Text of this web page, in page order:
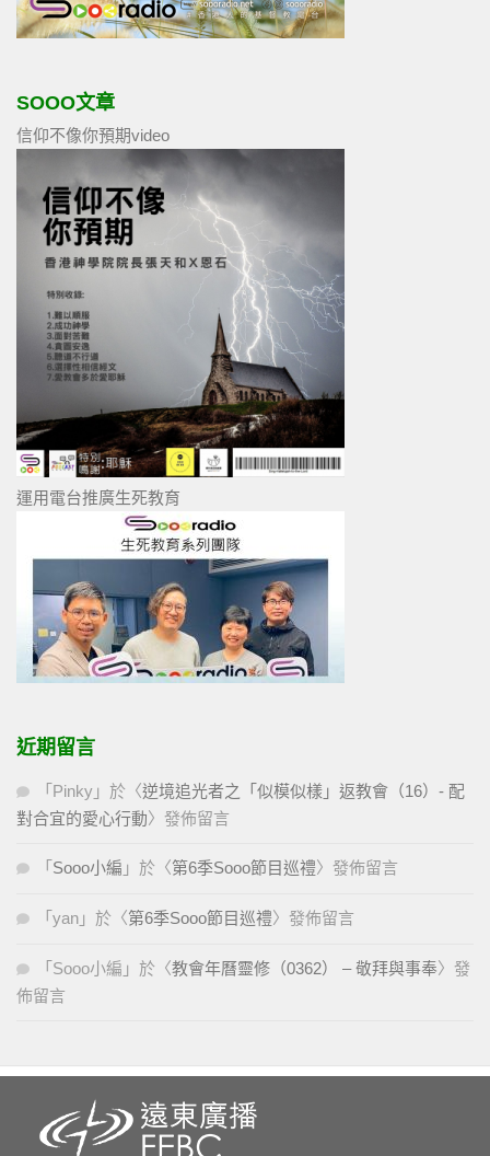
SOOO文章
信仰不像你預期video
運用電台推廣生死教育
近期留言
「 Pinky 」於〈逆境追光者之「似模似樣」返教會（16）- 配
對合宜的愛心行動〉發佈留言
「 Sooo小編 」於〈第6季Sooo節目巡禮〉發佈留言
「 yan 」於〈第6季Sooo節目巡禮〉發佈留言
「 Sooo小編 」於〈教會年曆靈修（0362） – 敬拜與事奉〉發
佈留言